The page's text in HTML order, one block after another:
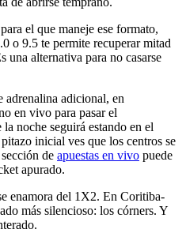
el que maneje ese formato,
o 9.5 te permite recuperar mitad
una alternativa para no casarse
adrenalina adicional, en
en vivo para pasar el
noche seguirá estando en el
inicial ves que los centros se
de apuestas en vivo puede
apurado.
enamora del 1X2. En Coritiba-
más silencioso: los córners. Y